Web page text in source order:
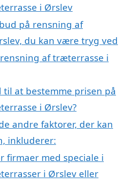
i Ørslev
på rensning af
du kan være tryg ved
af træterrasse i
til at bestemme prisen på
i Ørslev?
andre faktorer, der kan
inkluderer:
firmaer med speciale i
i Ørslev eller